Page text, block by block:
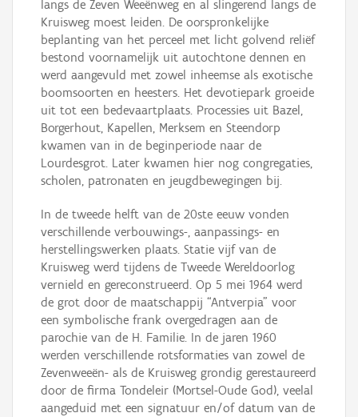
langs de Zeven Weeënweg en al slingerend langs de
Kruisweg moest leiden. De oorspronkelijke
beplanting van het perceel met licht golvend reliëf
bestond voornamelijk uit autochtone dennen en
werd aangevuld met zowel inheemse als exotische
boomsoorten en heesters. Het devotiepark groeide
uit tot een bedevaartplaats. Processies uit Bazel,
Borgerhout, Kapellen, Merksem en Steendorp
kwamen van in de beginperiode naar de
Lourdesgrot. Later kwamen hier nog congregaties,
scholen, patronaten en jeugdbewegingen bij.
In de tweede helft van de 20ste eeuw vonden
verschillende verbouwings-, aanpassings- en
herstellingswerken plaats. Statie vijf van de
Kruisweg werd tijdens de Tweede Wereldoorlog
vernield en gereconstrueerd. Op 5 mei 1964 werd
de grot door de maatschappij “Antverpia” voor
een symbolische frank overgedragen aan de
parochie van de H. Familie. In de jaren 1960
werden verschillende rotsformaties van zowel de
Zevenweeën- als de Kruisweg grondig gerestaureerd
door de firma Tondeleir (Mortsel-Oude God), veelal
aangeduid met een signatuur en/of datum van de